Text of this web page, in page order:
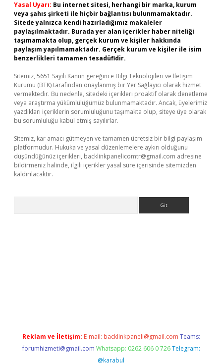
Yasal Uyarı: Bu internet sitesi, herhangi bir marka, kurum
veya şahıs şirketi ile hiçbir bağlantısı bulunmamaktadır.
Sitede yalnızca kendi hazırladığımız makaleler
paylaşılmaktadır. Burada yer alan içerikler haber niteliği
taşımamakta olup, gerçek kurum ve kişiler hakkında
paylaşım yapılmamaktadır. Gerçek kurum ve kişiler ile isim
benzerlikleri tamamen tesadüfidir.
Sitemiz, 5651 Sayılı Kanun gereğince Bilgi Teknolojileri ve İletişim
Kurumu (BTK) tarafından onaylanmış bir Yer Sağlayıcı olarak hizmet
vermektedir. Bu nedenle, sitedeki içerikleri proaktif olarak denetleme
veya araştırma yükümlülüğümüz bulunmamaktadır. Ancak, üyelerimiz
yazdıkları içeriklerin sorumluluğunu taşımakta olup, siteye üye olarak
bu sorumluluğu kabul etmiş sayılırlar.
Sitemiz, kar amacı gütmeyen ve tamamen ücretsiz bir bilgi paylaşım
platformudur. Hukuka ve yasal düzenlemelere aykırı olduğunu
düşündüğünüz içerikleri, backlinkpanelicomtr@gmail.com adresine
bildirmeniz halinde, ilgili içerikler yasal süre içerisinde sitemizden
kaldırılacaktır.
Reklam ve İletişim: E-mail: backlinkpaneli@gmail.com Teams:
forumhizmeti@gmail.com Whatsapp: 0262 606 0 726 Telegram:
@karabul